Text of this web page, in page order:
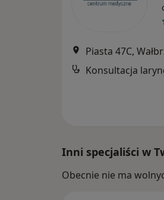
Piasta 47C,
Konsultacja
Inni specjaliści w
Obecnie nie ma